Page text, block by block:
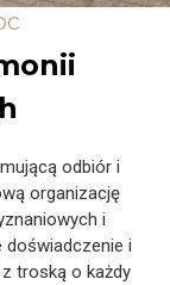
odbiór i
organizację
i
doświadczenie i
troską o każdy